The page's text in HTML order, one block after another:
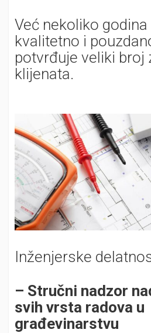
Već nekoliko
kvalitetno i
potvrđuje veliki broj
klijenata.
Inženjerske
– Stručni nadzor
svih vrsta radova u
građevinarstvu